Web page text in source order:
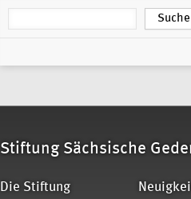
Stiftung Sächsische
Die Stiftung